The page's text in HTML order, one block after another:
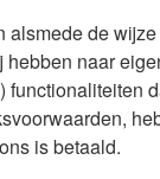
alsmede de
naar
is betaald.